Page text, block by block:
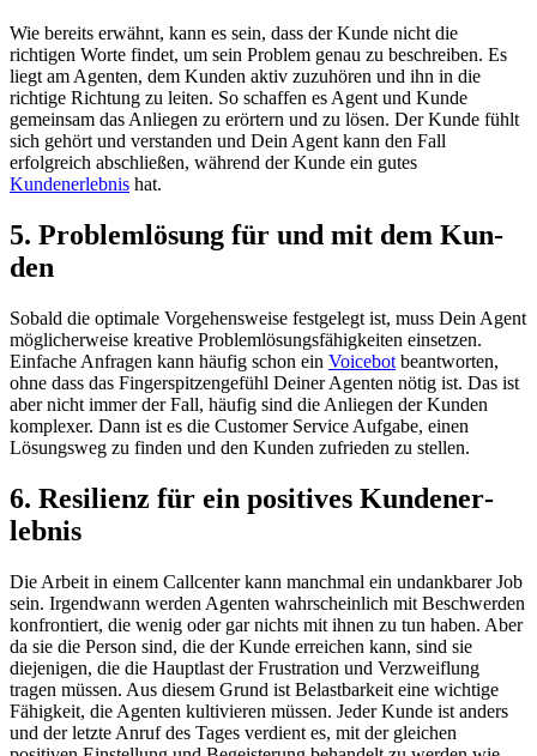
Wie bereits erwähnt, kann es sein, dass der Kunde nicht die
richtigen Worte findet, um sein Problem genau zu beschreiben. Es
liegt am Agenten, dem Kunden aktiv zuzuhören und ihn in die
richtige Richtung zu leiten. So schaffen es Agent und Kunde
gemeinsam das Anliegen zu erörtern und zu lösen. Der Kunde fühlt
sich gehört und verstanden und Dein Agent kann den Fall
erfolgreich abschließen, während der Kunde ein gutes
Kundenerlebnis hat.
5. Pro­blem­lö­sung für und mit dem Kun­
den
Sobald die optimale Vorgehensweise festgelegt ist, muss Dein Agent
möglicherweise kreative Problemlösungsfähigkeiten einsetzen.
Einfache Anfragen kann häufig schon ein Voicebot beantworten,
ohne dass das Fingerspitzengefühl Deiner Agenten nötig ist. Das ist
aber nicht immer der Fall, häufig sind die Anliegen der Kunden
komplexer. Dann ist es die Customer Service Aufgabe, einen
Lösungsweg zu finden und den Kunden zufrieden zu stellen.
6. Re­si­li­enz für ein po­si­ti­ves Kun­den­er­
leb­nis
Die Arbeit in einem Callcenter kann manchmal ein undankbarer Job
sein. Irgendwann werden Agenten wahrscheinlich mit Beschwerden
konfrontiert, die wenig oder gar nichts mit ihnen zu tun haben. Aber
da sie die Person sind, die der Kunde erreichen kann, sind sie
diejenigen, die die Hauptlast der Frustration und Verzweiflung
tragen müssen. Aus diesem Grund ist Belastbarkeit eine wichtige
Fähigkeit, die Agenten kultivieren müssen. Jeder Kunde ist anders
und der letzte Anruf des Tages verdient es, mit der gleichen